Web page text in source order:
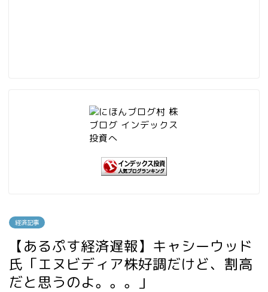
経済記事
【あるぷす経済遅報】キャシーウッド
氏「エヌビディア株好調だけど、割高
だと思うのよ。。。」